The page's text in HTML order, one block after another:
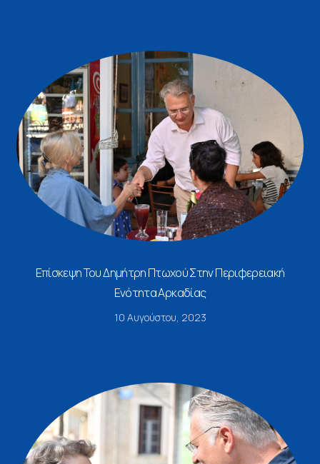
Επίσκεψη Του Δημήτρη Πτωχού Στην Περιφερειακή
Ενότητα Αρκαδίας
10 Αυγούστου, 2023